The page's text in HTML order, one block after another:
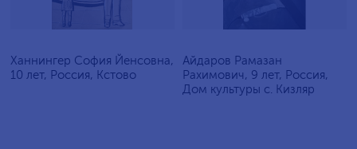
Ханнингер София Йенсовна,
10 лет, Россия, Кстово
Айдаров Рамазан
Рахимович, 9 лет, Россия,
Дом культуры с. Кизляр